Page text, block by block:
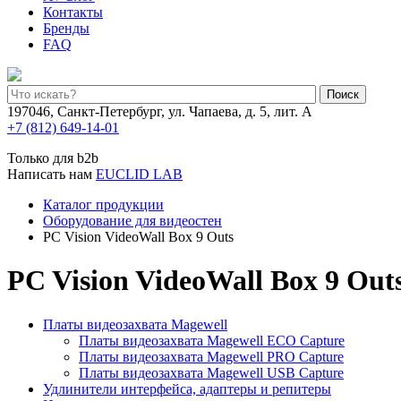
Контакты
Бренды
FAQ
Поиск
197046, Санкт-Петербург, ул. Чапаева, д. 5, лит. А
+7 (812) 649-14-01
Только для b2b
Написать нам EUCLID LAB
Каталог продукции
Оборудование для видеостен
PC Vision VideoWall Box 9 Outs
PC Vision VideoWall Box 9
Платы видеозахвата Magewell
Платы видеозахвата Magewell ECO Capture
Платы видеозахвата Magewell PRO Capture
Платы видеозахвата Magewell USB Capture
Удлинители интерфейса, адаптеры и репитеры